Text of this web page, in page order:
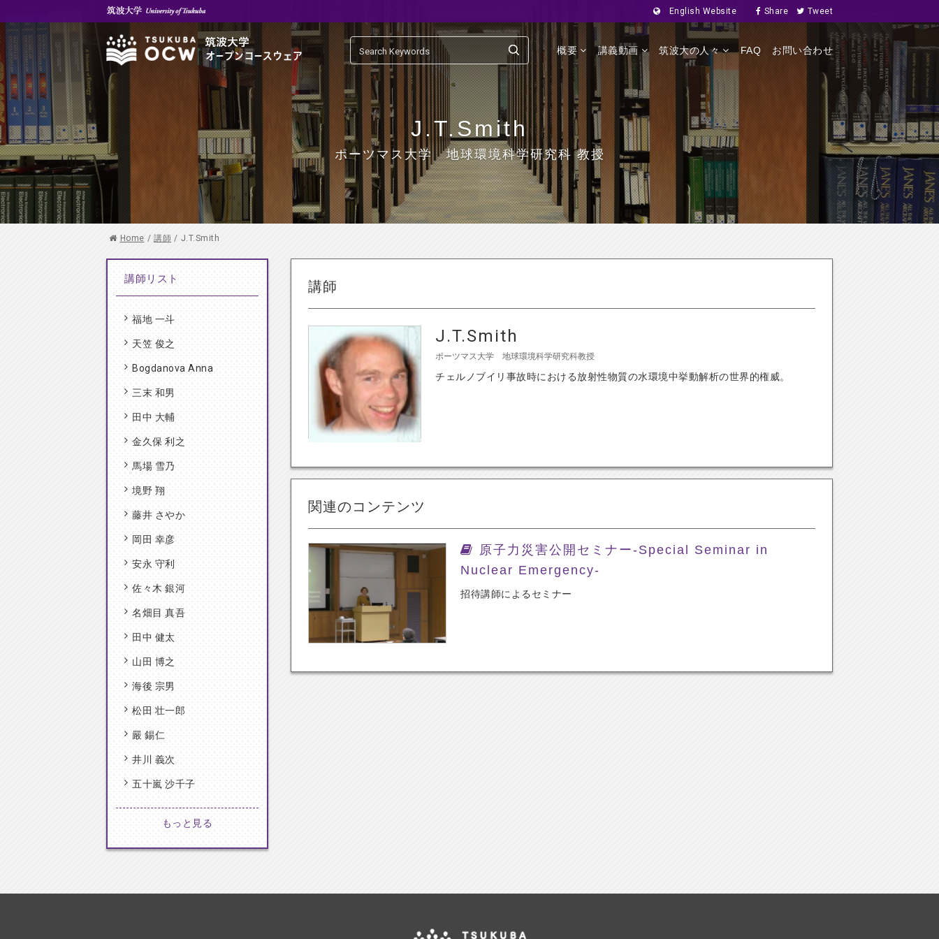
English Website Share Tweet
概要 講義動画 筑波大の人々 FAQ お問い合わせ
J.T.Smith
ポーツマス大学 地球環境科学研究科 教授
Home / 講師 / J.T.Smith
講師
J.T.Smith
ポーツマス大学 地球環境科学研究科教授
チェルノブイリ事故時における放射性物質の水環境中挙動解析の世界的権威。
関連のコンテンツ
原子力災害公開セミナー-Special Seminar in
Nuclear Emergency-
招待講師によるセミナー
講師リスト
福地 一斗
天笠 俊之
Bogdanova Anna
三末 和男
田中 大輔
金久保 利之
馬場 雪乃
境野 翔
藤井 さやか
岡田 幸彦
安永 守利
佐々木 銀河
名畑目 真吾
田中 健太
山田 博之
海後 宗男
松田 壮一郎
嚴 錫仁
井川 義次
五十嵐 沙千子
もっと見る